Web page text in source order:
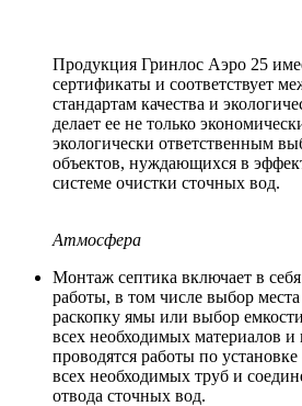
Продукция Гринлос Аэро 25
сертификаты и соответствует
стандартам качества и
делает ее не только
экологически ответственным
объектов, нуждающихся в
системе очистки сточных вод.
Атмосфера
Монтаж септика включает в
работы, в том числе выбор
раскопку ямы или выбор
всех необходимых материалов и
проводятся работы по
всех необходимых труб и
отвода сточных вод.